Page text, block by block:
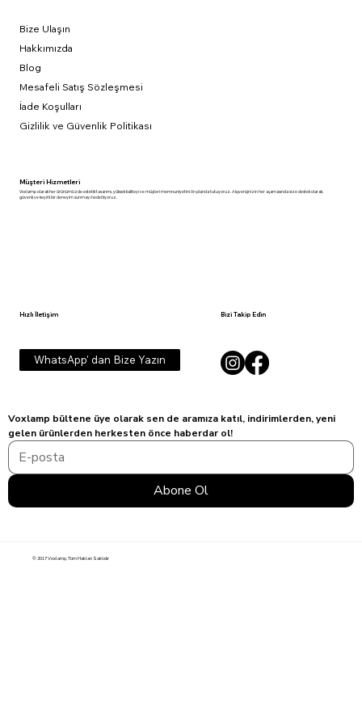
Bize Ulaşın
Hakkımızda
Blog
Mesafeli Satış Sözleşmesi
İade Koşulları
Gizlilik ve Güvenlik Politikası
Müşteri Hizmetleri
Voxlamp olarak her ürünümüzde estetik tasarımı, yüksek kaliteyi ve müşteri memnuniyetini ön planda tutuyoruz. Alışverişinizin her aşamasında size destek olarak,
güvenli ve keyifli bir deneyim sunmayı hedefliyoruz.
Hızlı İletişim
WhatsApp' dan Bize Yazın
Bizi Takip Edin
Voxlamp bültene üye olarak sen de aramıza katıl, indirimlerden, yeni
gelen ürünlerden herkesten önce haberdar ol!
Abone Ol
© 2017 Voxlamp, Tüm Hakları Saklıdır